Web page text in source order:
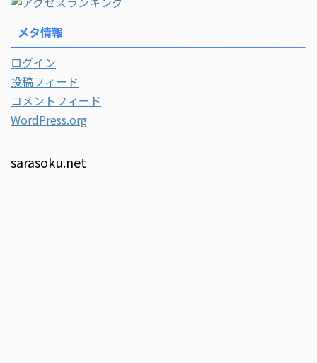
メタ情報
ログイン
投稿フィード
コメントフィード
WordPress.org
sarasoku.net